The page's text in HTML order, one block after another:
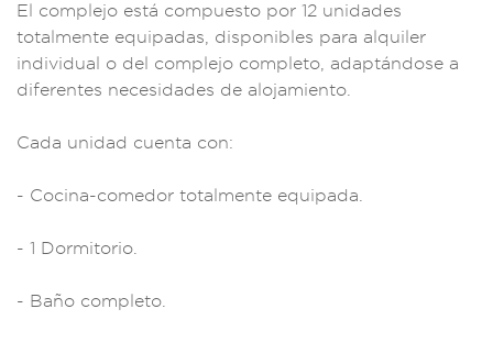
El complejo está compuesto por 12 unidades
total mente equipadas, disponibles para alquiler
individual
o del complejo completo, adaptándose a
diferentes necesidades de alojamiento.
Cada unidad cuenta con:
- Cocina-comedor totalmente equipada.
- 1 Dormitorio.
- Baño completo.